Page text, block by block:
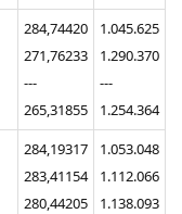
284,74420
271,76233
---
265,31855
1.045.625
1.290.370
---
1.254.364
284,19317
283,41154
280,44205
1.053.048
1.112.066
1.138.093